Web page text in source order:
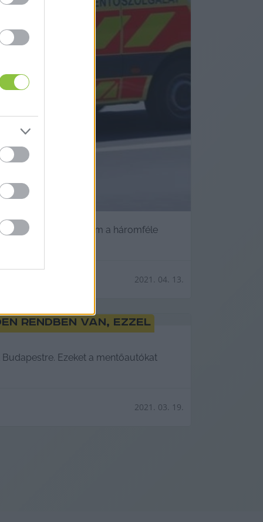
az állomáson. Ám a háromféle
2021. 04. 13.
rendben van, ezzel
Ezeket a mentőautókat
2021. 03. 19.